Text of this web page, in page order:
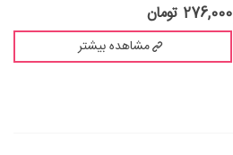
276,000 تومان
مشاهده بیشتر